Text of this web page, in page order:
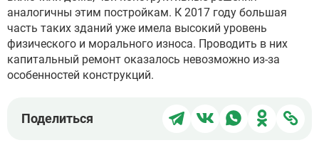
аналогичны этим постройкам. К 2017 году большая
часть таких зданий уже имела высокий уровень
физического и морального износа. Проводить в них
капитальный ремонт оказалось невозможно из-за
особенностей конструкций.
Поделиться
Поделиться
Поделиться
в
Поделиться